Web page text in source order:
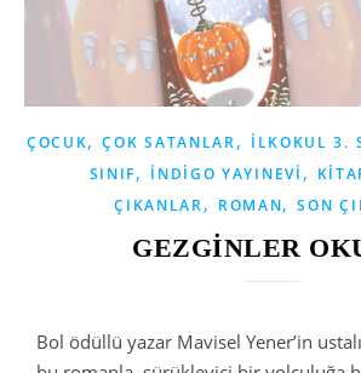
ÇOCUK,ÇOK SATANLAR, İLKOKUL 3.
SINIF, İNDIGO YAYINEVI ,
ÇIKANLAR, ROMAN,SON
GEZGİNLER
Bol ödüllü yazar Mavisel Yener’in